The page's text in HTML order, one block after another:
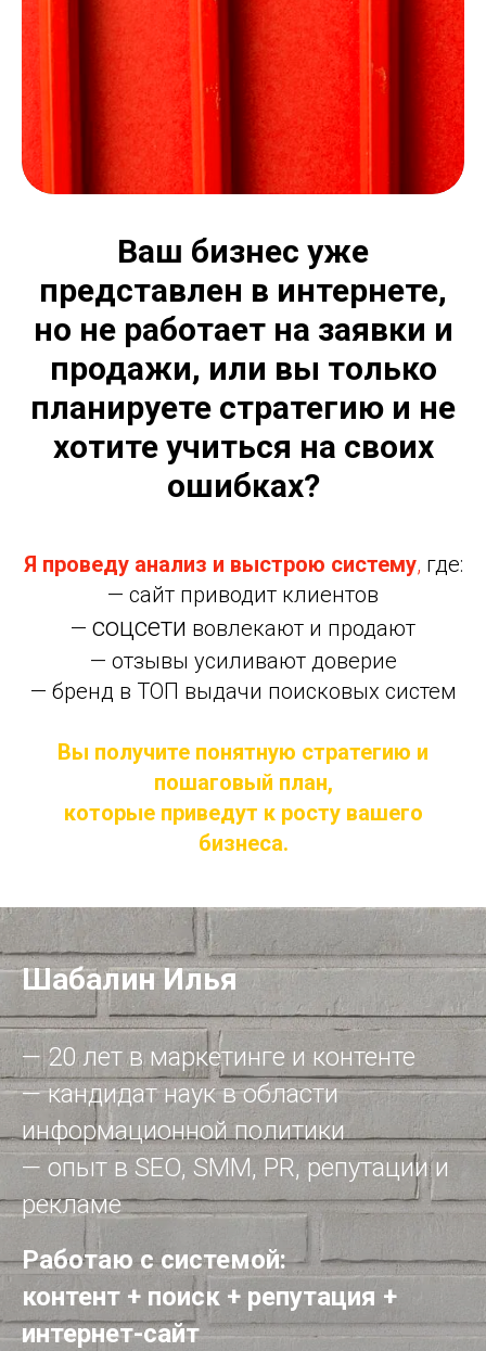
Ваш бизнес уже
представлен в интернете,
но не работает на заявки и
продажи, или вы только
планируете стратегию и не
хотите учиться на своих
ошибках?
Я проведу анализ и выстрою систему, где:
— сайт приводит клиентов
— соцсети вовлекают и продают
— отзывы усиливают доверие
— бренд в ТОП выдачи поисковых систем
Вы получите понятную стратегию и
пошаговый план,
которые приведут к росту вашего
бизнеса.
Шабалин Илья
— 20 лет в маркетинге и контенте
— кандидат наук в области
информационной политики
— опыт в SEO, SMM, PR, репутации и
рекламе
Работаю с системой:
контент + поиск + репутация +
интернет-сайт